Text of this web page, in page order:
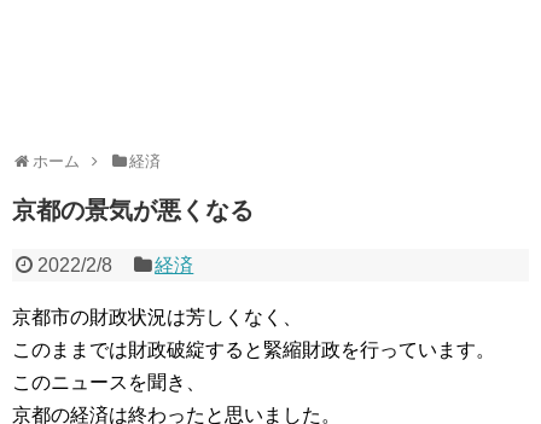
ホーム 経済
京都の景気が悪くなる
2022/2/8 経済
京都市の財政状況は芳しくなく、
このままでは財政破綻すると緊縮財政を行っています。
このニュースを聞き、
京都の経済は終わったと思いました。